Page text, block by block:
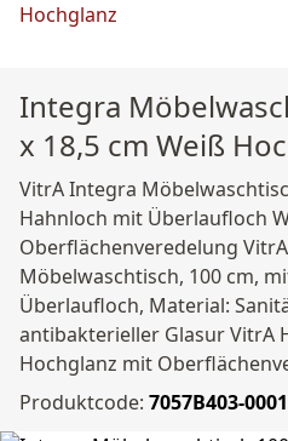
Hochglanz
Integra
x 18,5 cm Weiß
VitrA Integra
Hahnloch mit Überlaufloch
Oberflächenveredelung
Möbelwaschtisch, 100 cm,
Überlaufloch, Material:
antibakterieller Glasur VitrA
Hochglanz mit
Produktcode: 7057B403-0001